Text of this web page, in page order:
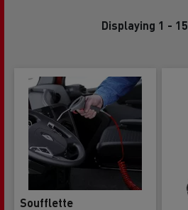
Displaying 1 -
Soufflette